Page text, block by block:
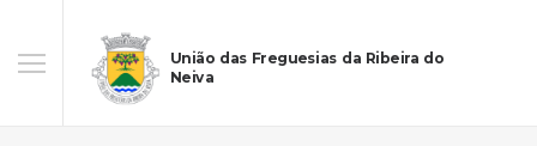
União das Freguesias da Ribeira do
Neiva